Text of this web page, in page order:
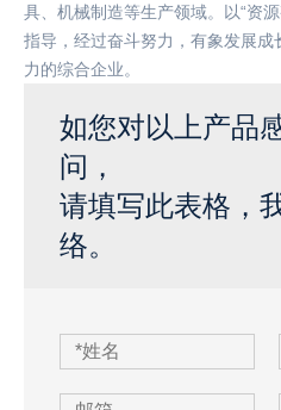
具、机械制造等生产领域。以“资
指导，经过奋斗努力，有象发展
力的综合企业。
如您对以上产品
问，
请填写此表格，
络。